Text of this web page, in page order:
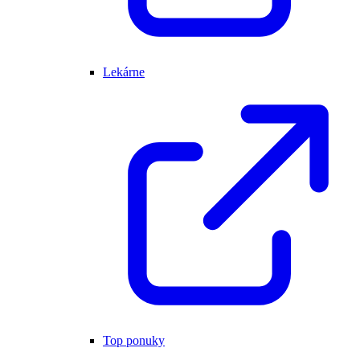
Lekárne
Top ponuky